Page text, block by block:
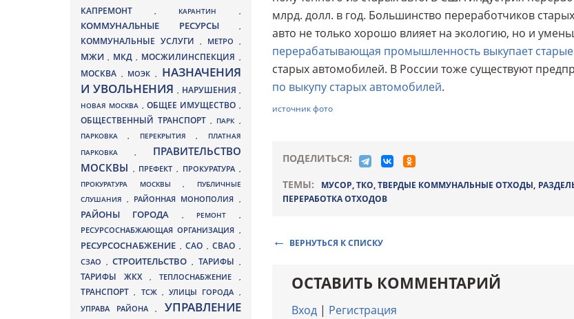
млрд. долл. в год. Большинство переработчиков
авто не только хорошо влияет на экологию, но и
перерабатывающая промышленность выкупает старые
старых автомобилей. В России тоже существуют
по выкупу старых автомобилей.
источник фото
ПОДЕЛИТЬСЯ:
ТЕМЫ:
МУСОР,ТКО,ТВЕРДЫЕ КОММУНАЛЬНЫЕ ОТХОДЫ,
ПЕРЕРАБОТКА ОТХОДОВ
ВЕРНУТЬСЯ К СПИСКУ
ОСТАВИТЬ КОММЕНТАРИЙ
Вход| Регистрация
КАПРЕМОНТ , КАРАНТИН ,
КОММУНАЛЬНЫЕ РЕСУРСЫ ,
КОММУНАЛЬНЫЕ УСЛУГИ , МЕТРО ,
МЖИ, МКД , МОСЖИЛИНСПЕКЦИЯ ,
МОСКВА , МОЭК ,
НАЗНАЧЕНИЯ
И УВОЛЬНЕНИЯ , НАРУШЕНИЯ ,
НОВАЯ МОСКВА , ОБЩЕЕ ИМУЩЕСТВО ,
ОБЩЕСТВЕННЫЙ ТРАНСПОРТ, ПАРК ,
ПАРКОВКА, ПЕРЕКРЫТИЯ,
ПЛАТНАЯ
ПАРКОВКА ,
ПРАВИТЕЛЬСТВО
МОСКВЫ , ПРЕФЕКТ, ПРОКУРАТУРА ,
ПРОКУРАТУРА МОСКВЫ ,
ПУБЛИЧНЫЕ
СЛУШАНИЯ, РАЙОННАЯ МОНОПОЛИЯ ,
РАЙОНЫ ГОРОДА , РЕМОНТ ,
РЕСУРСОСНАБЖАЮЩАЯ ОРГАНИЗАЦИЯ ,
РЕСУРСОСНАБЖЕНИЕ , САО , СВАО ,
СЗАО ,СТРОИТЕЛЬСТВО, ТАРИФЫ ,
ТАРИФЫ ЖКХ , ТЕПЛОСНАБЖЕНИЕ ,
ТРАНСПОРТ, ТСЖ , УЛИЦЫ ГОРОДА ,
УПРАВА РАЙОНА, УПРАВЛЕНИЕ